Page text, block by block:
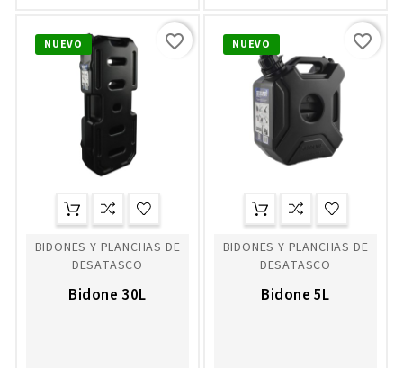
NUEVO
BIDONES Y PLANCHAS DE
DESATASCO
Bidone 30L
favorite_border NUEVO
BIDONES Y PLANCHAS DE
DESATASCO
Bidone 5L
favorite_border